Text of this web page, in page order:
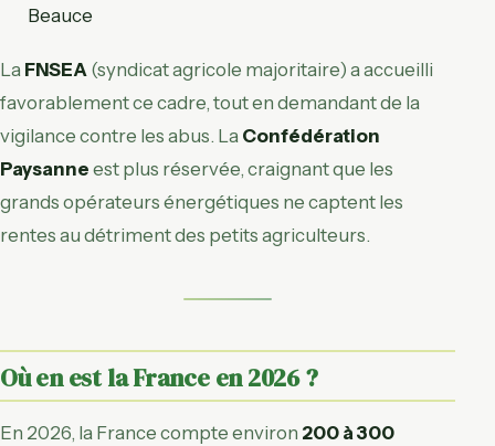
Beauce
La FNSEA (syndicat agricole majoritaire) a accueilli
favorablement ce cadre, tout en demandant de la
vigilance contre les abus. La Confédération
Paysanne est plus réservée, craignant que les
grands opérateurs énergétiques ne captent les
rentes au détriment des petits agriculteurs.
Où en est la France en 2026 ?
En 2026, la France compte environ 200 à 300